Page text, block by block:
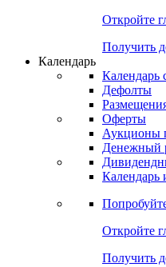
Откройте
Получить
Календарь
Календарь
Дефолты
Оферты
Аукционы
Денежный
Календарь
Откройте
Получить